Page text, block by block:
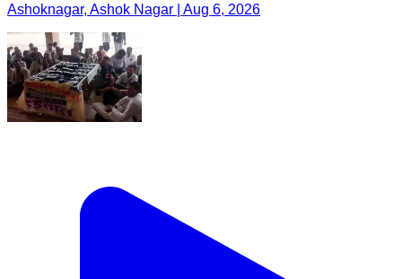
Ashoknagar, Ashok Nagar | Aug 6, 2026